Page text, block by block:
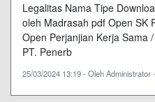
Legalitas Nama Tipe
oleh Madrasah pdf Open SK
Open Perjanjian Kerja Sama
PT. Penerb
25/03/2024 13:19 - Oleh Administrator